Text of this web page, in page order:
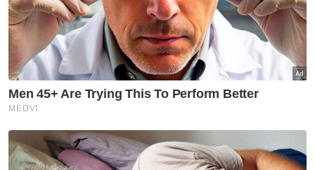
Penganjur menjangkakan pendapatan
sehingga AS$13 bilion (RM52 bilion) daripada
edisi kali ini.
Muat turun aplikasi Sinar Harian.
Klik di sini!
Piala Dunia 2026